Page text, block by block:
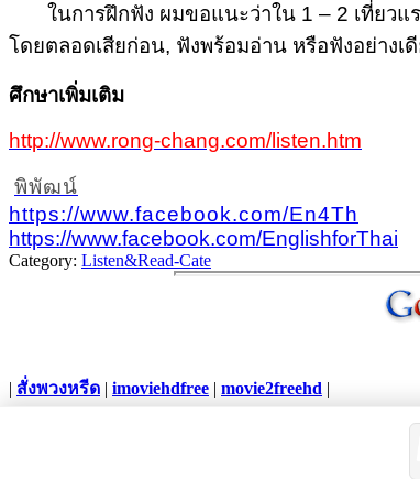
ในการฝึกฟัง ผมขอแนะว่าใน 1 – 2 เที่ยวแร
โดยตลอดเสียก่อน, ฟังพร้อมอ่าน หรือฟังอย่าง
ศึกษาเพิ่มเติม
http://www.rong-chang.com/listen.htm
พิพัฒน์
https://www.facebook.com/En4Th
https://www.facebook.com/EnglishforThai
Category: Listen&Read-Cate
| สั่งพวงหรีด | imoviehdfree | movie2freehd |